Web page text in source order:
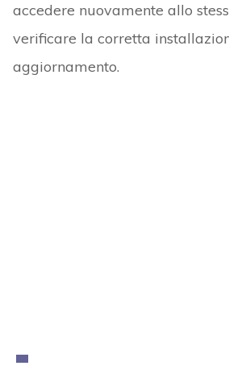
accedere nuovamente allo
verificare la corretta
aggiornamento.